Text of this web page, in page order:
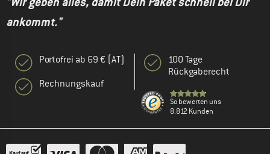
ankommt."
Portofrei ab 69 € (AT)
Rechnungskauf
100 Tage
Rückgaberecht
So bewerten uns
8.812 Kunden